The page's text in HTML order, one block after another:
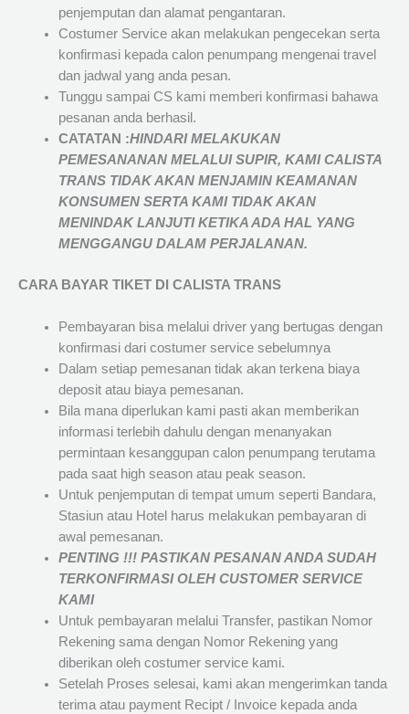
penjemputan dan alamat pengantaran.
Costumer Service akan melakukan pengecekan serta
konfirmasi kepada calon penumpang mengenai travel
dan jadwal yang anda pesan.
Tunggu sampai CS kami memberi konfirmasi bahawa
pesanan anda berhasil.
CATATAN :HINDARI MELAKUKAN
PEMESANANAN MELALUI SUPIR, KAMICALISTA
TRANSTIDAK AKAN MENJAMINKEAMANAN
KONSUMEN SERTA KAMI TIDAK AKAN
MENINDAK LANJUTI KETIKA ADA HAL YANG
MENGGANGU DALAM PERJALANAN.
CARA BAYAR TIKET DI CALISTA TRANS
Pembayaran bisa melalui driver yang bertugas dengan
konfirmasi dari costumer service sebelumnya
Dalam setiap pemesanan tidak akan terkena biaya
deposit atau biaya pemesanan.
Bila mana diperlukan kami pasti akan memberikan
informasi terlebih dahulu dengan menanyakan
permintaan kesanggupan calon penumpang terutama
pada saat high season atau peak season.
Untuk penjemputan di tempat umum seperti Bandara,
Stasiun atau Hotel harus melakukan pembayaran di
awal pemesanan.
PENTING !!! PASTIKAN PESANAN ANDA SUDAH
TERKONFIRMASI OLEH CUSTOMER SERVICE
KAMI
Untuk pembayaran melalui Transfer, pastikan Nomor
Rekening sama dengan Nomor Rekening yang
diberikan oleh costumer service kami.
Setelah Proses selesai, kami akan mengerimkan tanda
terima atau payment Recipt / Invoice kepada anda